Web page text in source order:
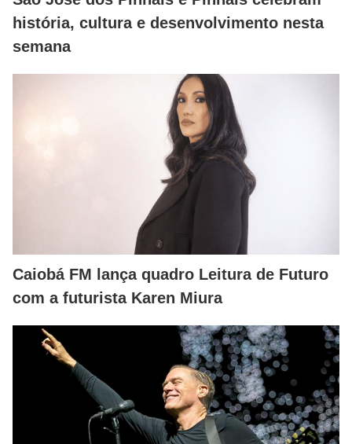
história, cultura e desenvolvimento nesta
semana
Caiobá FM lança quadro Leitura de Futuro
com a futurista Karen Miura